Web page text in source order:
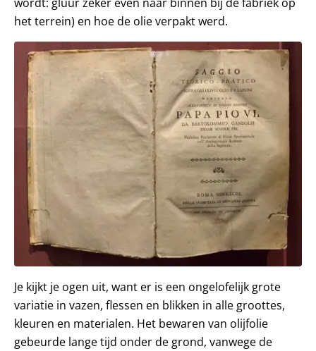
wordt: gluur zeker even naar binnen bij de fabriek op
het terrein) en hoe de olie verpakt werd.
Je kijkt je ogen uit, want er is een ongelofelijk grote
variatie in vazen, flessen en blikken in alle groottes,
kleuren en materialen. Het bewaren van olijfolie
gebeurde lange tijd onder de grond, vanwege de